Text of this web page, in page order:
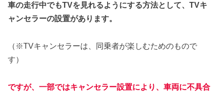
車の走行中でもTVを見れるようにする方法として、TVキ
ャンセラーの設置があります。
（※TVキャンセラーは、同乗者が楽しむためのもので
す）
ですが、一部ではキャンセラー設置により、車両に不具合